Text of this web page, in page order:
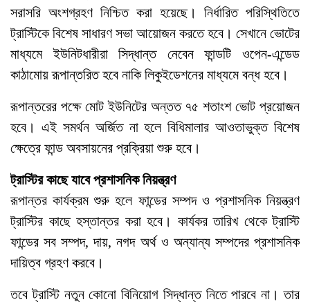
সরাসরি অংশগ্রহণ নিশ্চিত করা হয়েছে। নির্ধারিত পরিস্থিতিতে
ট্রাস্টিকে বিশেষ সাধারণ সভা আয়োজন করতে হবে। সেখানে ভোটের
মাধ্যমে ইউনিটধারীরা সিদ্ধান্ত নেবেন ফান্ডটি ওপেন-এন্ডেড
কাঠামোয় রূপান্তরিত হবে নাকি লিকুইডেশনের মাধ্যমে বন্ধ হবে।
রূপান্তরের পক্ষে মোট ইউনিটের অন্তত ৭৫ শতাংশ ভোট প্রয়োজন
হবে। এই সমর্থন অর্জিত না হলে বিধিমালার আওতাভুক্ত বিশেষ
ক্ষেত্রে ফান্ড অবসায়নের প্রক্রিয়া শুরু হবে।
ট্রাস্টির কাছে যাবে প্রশাসনিক নিয়ন্ত্রণ
রূপান্তর কার্যক্রম শুরু হলে ফান্ডের সম্পদ ও প্রশাসনিক নিয়ন্ত্রণ
ট্রাস্টির কাছে হস্তান্তর করা হবে। কার্যকর তারিখ থেকে ট্রাস্টি
ফান্ডের সব সম্পদ, দায়, নগদ অর্থ ও অন্যান্য সম্পদের প্রশাসনিক
দায়িত্ব গ্রহণ করবে।
তবে ট্রাস্টি নতুন কোনো বিনিয়োগ সিদ্ধান্ত নিতে পারবে না। তার